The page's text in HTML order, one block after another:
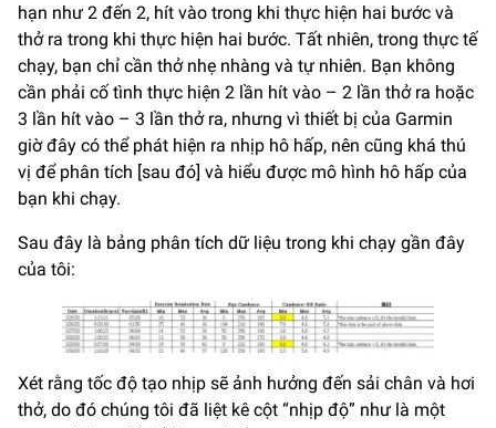
hạn như 2 đến 2, hít vào trong khi thực hiện hai bước và
thở ra trong khi thực hiện hai bước. Tất nhiên, trong thực tế
chạy, bạn chỉ cần thở nhẹ nhàng và tự nhiên. Bạn không
cần phải cố tình thực hiện 2 lần hít vào – 2 lần thở ra hoặc
3 lần hít vào – 3 lần thở ra, nhưng vì thiết bị của Garmin
giờ đây có thể phát hiện ra nhịp hô hấp, nên cũng khá thú
vị để phân tích [sau đó] và hiểu được mô hình hô hấp của
bạn khi chạy.
Sau đây là bảng phân tích dữ liệu trong khi chạy gần đây
của tôi:
Xét rằng tốc độ tạo nhịp sẽ ảnh hưởng đến sải chân và hơi
thở, do đó chúng tôi đã liệt kê cột “nhịp độ” như là một